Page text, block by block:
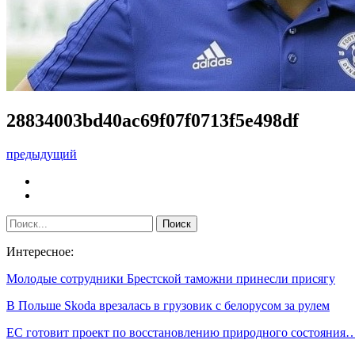
28834003bd40ac69f07f0713f5e498df
предыдущий
Интересное:
Молодые сотрудники Брестской таможни принесли присягу
В Польше Skoda врезалась в грузовик с белорусом за рулем
ЕС готовит проект по восстановлению природного